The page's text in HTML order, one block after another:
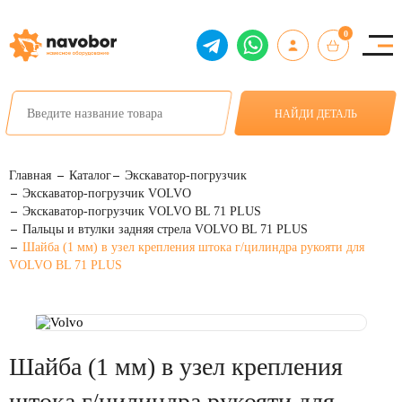
0
НАЙДИ ДЕТАЛЬ
Главная Каталог
Экскаватор-погрузчик
Экскаватор-погрузчик VOLVO
Экскаватор-погрузчик VOLVO BL 71 PLUS
Пальцы и втулки задняя стрела VOLVO BL 71 PLUS
Шайба (1 мм) в узел крепления штока г/цилиндра рукояти для
VOLVO BL 71 PLUS
Шайба (1 мм) в узел крепления